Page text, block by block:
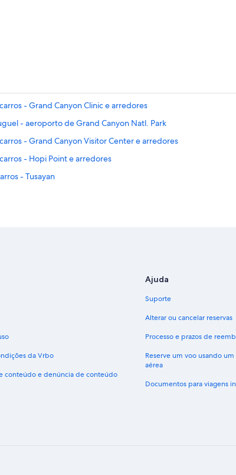
- Grand Canyon Clinic e arredores
- aeroporto de Grand Canyon Natl. Park
- Grand Canyon Visitor Center e arredores
- Hopi Point e arredores
- Tusayan
da Vrbo
conteúdo e denúncia de conteúdo
Ajuda
Suporte
Alterar ou cancelar reservas
Processo e prazos de
Reserve um voo usando
aérea
Documentos para viagens